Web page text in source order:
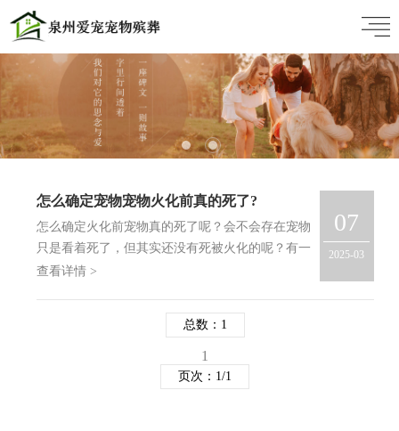
怎么确定宠物宠物火化前真的死了?
怎么确定火化前宠物真的死了呢？会不会存在宠物
只是看着死了，但其实还没有死被火化的呢？有一
些宠物主人会有这样的担心。当然，这个你可以放
像人要医生开死亡证明一样，会用仪器测心跳呼
查看详情 >
07
2025-03
总数：1
1
页次：1/1